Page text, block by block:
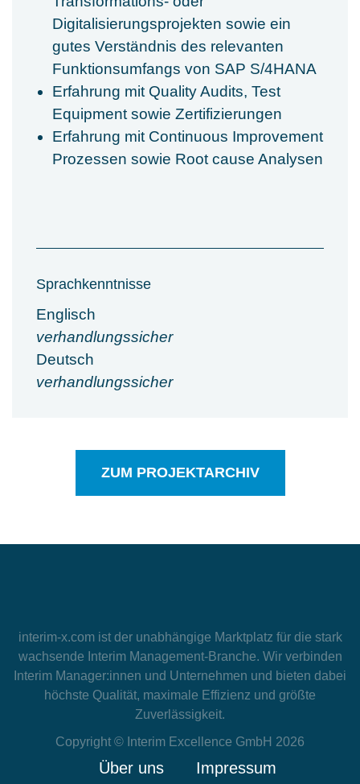
Digitalisierungsprojekten sowie ein
gutes Verständnis des relevanten
Funktionsumfangs von SAP S/4HANA
Erfahrung mit Quality Audits, Test
Equipment sowie Zertifizierungen
Erfahrung mit Continuous Improvement
Prozessen sowie Root cause Analysen
Sprachkenntnisse
Englisch
verhandlungssicher
Deutsch
verhandlungssicher
ZUM PROJEKTARCHIV
interim-x.comist der unabhängige Marktplatz für die stark
wachsende Interim Management-Branche. Wir verbinden
Interim Manager:innen und Unternehmen und bieten dabei
höchste Qualität, maximale Effizienz und größte
Zuverlässigkeit.
Copyright © Interim Excellence GmbH 2026
Über uns Impressum